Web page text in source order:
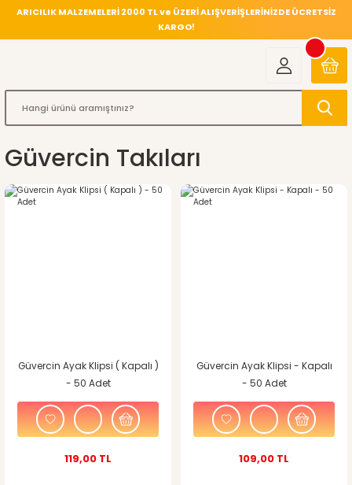
ARICILIK MALZEMELERİ 2000 TL ve ÜZERİ ALIŞVERİŞLERİNİZDE ÜCRETSİZ
KARGO!
Güvercin Takıları
Güvercin Ayak Klipsi ( Kapalı )
- 50 Adet
119,00 TL
Güvercin Ayak Klipsi - Kapalı
- 50 Adet
109,00 TL